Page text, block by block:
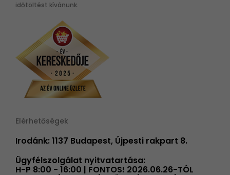
időtöltést kívánunk.
Elérhetőségek
Irodánk: 1137 Budapest, Újpesti rakpart 8.
Ügyfélszolgálat nyitvatartása:
H-P 8:00 - 16:00 | FONTOS! 2026.06.26-TÓL